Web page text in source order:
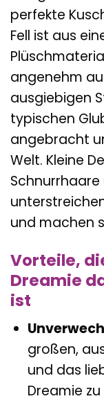
perfekte
Fell ist aus
angenehm
ausgiebigen
typischen
angebracht
Welt. Kleine
und machen
Vorteile,
Dreamie
ist
großen,
und das
Dreamie